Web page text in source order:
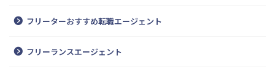
フリーターおすすめ転職エージェント
フリーランスエージェント